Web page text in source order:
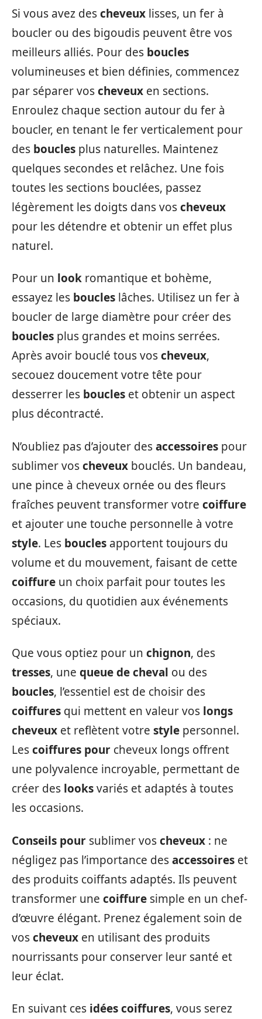
Si vous avez descheveux lisses, un fer à
boucler ou des bigoudis peuvent être vos
meilleurs alliés. Pour des boucles
volumineuses et bien définies, commencez
par séparer voscheveux en sections.
Enroulez chaque section autour du fer à
boucler, en tenant le fer verticalement pour
des boucles plus naturelles. Maintenez
quelques secondes et relâchez. Une fois
toutes les sections bouclées, passez
légèrement les doigts dans voscheveux
pour les détendre et obtenir un effet plus
naturel.
Pour un look romantique et bohème,
essayez les boucles lâches. Utilisez un fer à
boucler de large diamètre pour créer des
boucles plus grandes et moins serrées.
Après avoir bouclé tous voscheveux,
secouez doucement votre tête pour
desserrer les boucles et obtenir un aspect
plus décontracté.
N’oubliez pas d’ajouter desaccessoires pour
sublimer voscheveux bouclés. Un bandeau,
une pince à cheveux ornée ou des fleurs
fraîches peuvent transformer votre coiffure
et ajouter une touche personnelle à votre
style. Les boucles apportent toujours du
volume et du mouvement, faisant de cette
coiffure un choix parfait pour toutes les
occasions, du quotidien aux événements
spéciaux.
Que vous optiez pour un chignon, des
tresses, une queue de cheval ou des
boucles, l’essentiel est de choisir des
coiffures qui mettent en valeur vos longs
cheveux et reflètent votre style personnel.
Lescoiffures pour cheveux longs offrent
une polyvalence incroyable, permettant de
créer des looksvariés et adaptés à toutes
les occasions.
Conseils pour sublimer voscheveux : ne
négligez pas l’importance desaccessoires et
des produits coiffants adaptés. Ils peuvent
transformer une coiffure simple en un chef-
d’œuvre élégant. Prenez également soin de
voscheveux en utilisant des produits
nourrissants pour conserver leur santé et
leur éclat.
En suivant ces idées coiffures, vous serez